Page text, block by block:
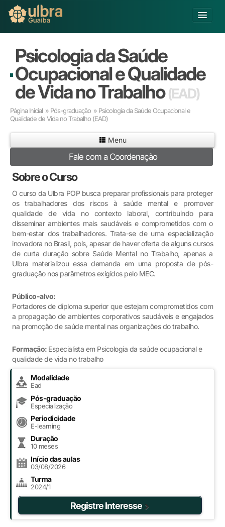
Buscar
Já sou Aluno
Matricule-se
Educação Básica
Graduação
Pós-graduação
Educação a Distância
Pesquisa
Extensão
Infraestrutura e Serviços
Inovação
Sobre a ULBRA
Psicologia da Saúde
Ocupacional e Qualidade
de Vida no Trabalho(EAD)
Página Inicial » Pós-graduação » Psicologia da Saúde Ocupacional e
Qualidade de Vida no Trabalho (EAD)
Menu
Fale com a Coordenação
Sobre o Curso
O curso da Ulbra POP busca preparar profissionais para proteger
os trabalhadores dos riscos à saúde mental e promover
qualidade de vida no contexto laboral, contribuindo para
disseminar ambientes mais saudáveis e comprometidos com o
bem-estar dos trabalhadores. Trata-se de uma especialização
inovadora no Brasil, pois, apesar de haver oferta de alguns cursos
de curta duração sobre Saúde Mental no Trabalho, apenas a
Ulbra materializou essa demanda em uma proposta de pós-
graduação nos parâmetros exigidos pelo MEC.
Público-alvo:
Portadores de diploma superior que estejam comprometidos com
a propagação de ambientes corporativos saudáveis e engajados
na promoção de saúde mental nas organizações do trabalho.
Formação: Especialista em Psicologia da saúde ocupacional e
qualidade de vida no trabalho
Modalidade
Ead
Pós-graduação
Especialização
Periodicidade
E-learning
Duração
10 meses
Início das aulas
03/08/2026
Turma
2024/1
Registre Interesse